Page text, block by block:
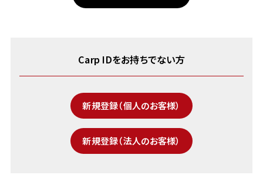
Carp IDをお持ちでない方
新規登録（個人のお客様）
新規登録（法人のお客様）